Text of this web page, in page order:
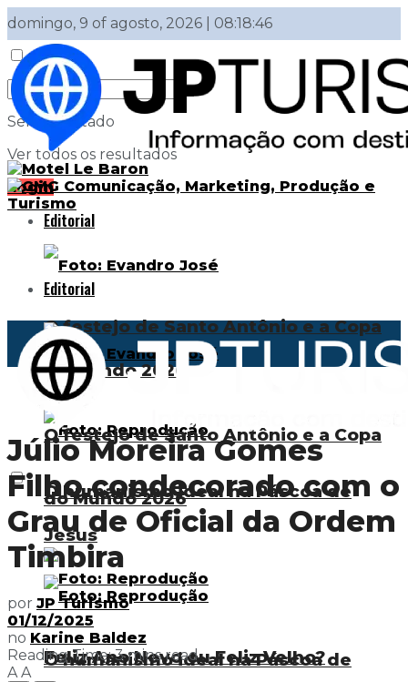
domingo, 9 of agosto, 2026 | 08:18:46
Sem resultado
Ver todos os resultados
Login
Editorial
O festejo de Santo Antônio e a Copa
do Mundo 2026
O humanismo ideal na Páscoa de
Jesus
Feliz Ano Novo ou Feliz Velho?
Editorial
O festejo de Santo Antônio e a Copa
do Mundo 2026
O humanismo ideal na Páscoa de
Júlio Moreira Gomes
Filho condecorado com o
Grau de Oficial da Ordem
Timbira
por JP Turismo
01/12/2025
no Karine Baldez
Reading Time: 3 mins read
A A